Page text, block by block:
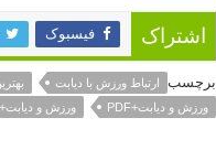
اشتراک فیسبوک
برچسب ارتباط ورزش با دیابت
ورزش و دیابت+PDF
ورزش و